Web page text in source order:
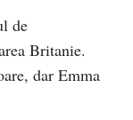
de
Britanie.
dar Emma